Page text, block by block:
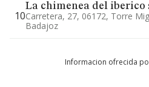
10
La chimenea del iberico
Carretera, 27, 06172, Torre
Badajoz
Informacion ofrecida